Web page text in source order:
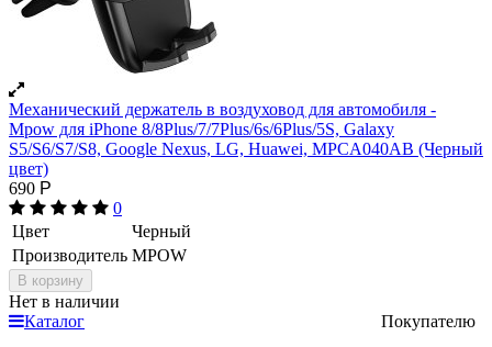
Механический держатель в воздуховод для автомобиля -
Mpow для iPhone 8/8Plus/7/7Plus/6s/6Plus/5S, Galaxy
S5/S6/S7/S8, Google Nexus, LG, Huawei, MPCA040AB (Черный
цвет)
690 Р
0
Цвет
Черный
Производитель MPOW
В корзину
Нет в наличии
Каталог
Покупателю